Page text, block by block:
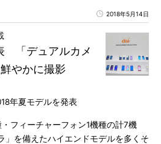
2018年5月14日
「デュアルカメ
やかに撮影
年夏モデルを発表
フィーチャーフォン1機種の計7機
」を備えたハイエンドモデルを多くそ